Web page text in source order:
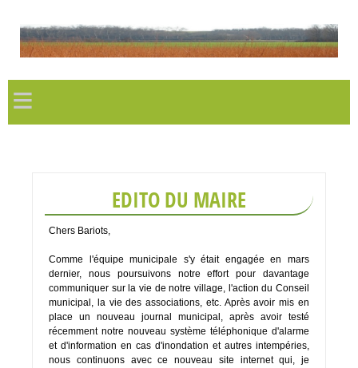
≡
EDITO DU MAIRE
Chers Bariots,
Comme l'équipe municipale s'y était engagée en mars
dernier, nous poursuivons notre effort pour davantage
communiquer sur la vie de notre village, l'action du Conseil
municipal, la vie des associations, etc. Après avoir mis en
place un nouveau journal municipal, après avoir testé
récemment notre nouveau système téléphonique d'alarme
et d'information en cas d'inondation et autres intempéries,
nous continuons avec ce nouveau site internet qui, je